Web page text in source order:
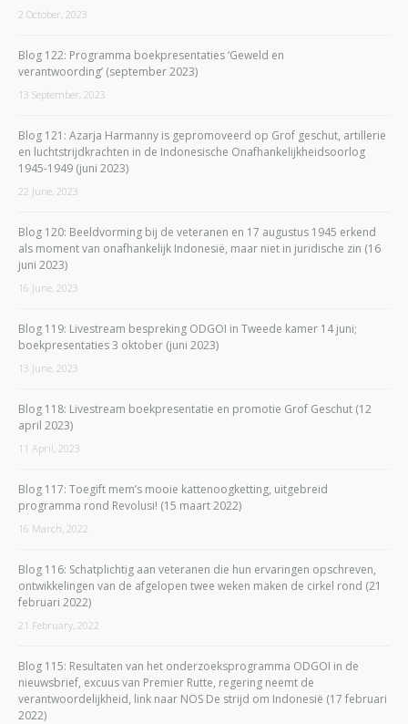
2 October, 2023
Blog 122: Programma boekpresentaties ‘Geweld en
verantwoording’ (september 2023)
13 September, 2023
Blog 121: Azarja Harmanny is gepromoveerd op Grof geschut, artillerie
en luchtstrijdkrachten in de Indonesische Onafhankelijkheidsoorlog
1945-1949 (juni 2023)
22 June, 2023
Blog 120: Beeldvorming bij de veteranen en 17 augustus 1945 erkend
als moment van onafhankelijk Indonesië, maar niet in juridische zin (16
juni 2023)
16 June, 2023
Blog 119: Livestream bespreking ODGOI in Tweede kamer 14 juni;
boekpresentaties 3 oktober (juni 2023)
13 June, 2023
Blog 118: Livestream boekpresentatie en promotie Grof Geschut (12
april 2023)
11 April, 2023
Blog 117: Toegift mem’s mooie kattenoogketting, uitgebreid
programma rond Revolusi! (15 maart 2022)
16 March, 2022
Blog 116: Schatplichtig aan veteranen die hun ervaringen opschreven,
ontwikkelingen van de afgelopen twee weken maken de cirkel rond (21
februari 2022)
21 February, 2022
Blog 115: Resultaten van het onderzoeksprogramma ODGOI in de
nieuwsbrief, excuus van Premier Rutte, regering neemt de
verantwoordelijkheid, link naar NOS De strijd om Indonesië (17 februari
2022)